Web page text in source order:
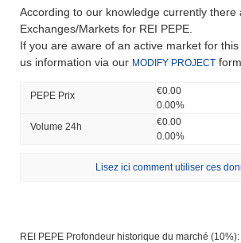
According to our knowledge currently there
Exchanges/Markets for REI PEPE.
If you are aware of an active market for
us information via our MODIFY PROJECT form.
PEPE Prix ​​
€0.00
0.00%
Volume 24h
€0.00
0.00%
Lisez ici comment utiliser ces
REI PEPE Profondeur historique du marché (10%):